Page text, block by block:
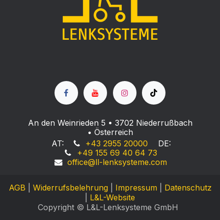
An den Weinrieden 5 • 3702 Niederrußbach
• Österreich
AT:
+43 2955 20000
DE:
+49 155 69 40 64 73
office@ll-lenksysteme.com
AGB Widerrufsbelehrung Impressum
Datenschutz
L&L-Website
Copyright © L&L-Lenksysteme GmbH